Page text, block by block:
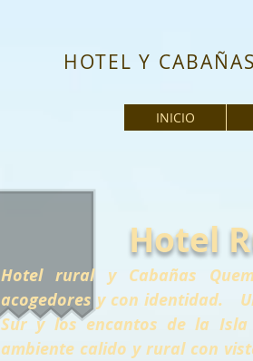
HOTEL Y CABAÑAS
INICIO
Hotel
Hotel rural y Cabañas
acogedores y con identidad.
Sur y los encantos de la
ambiente calido y rural con